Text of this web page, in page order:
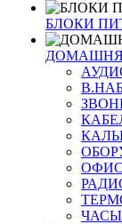
БЛОКИ
ЧАСЫ